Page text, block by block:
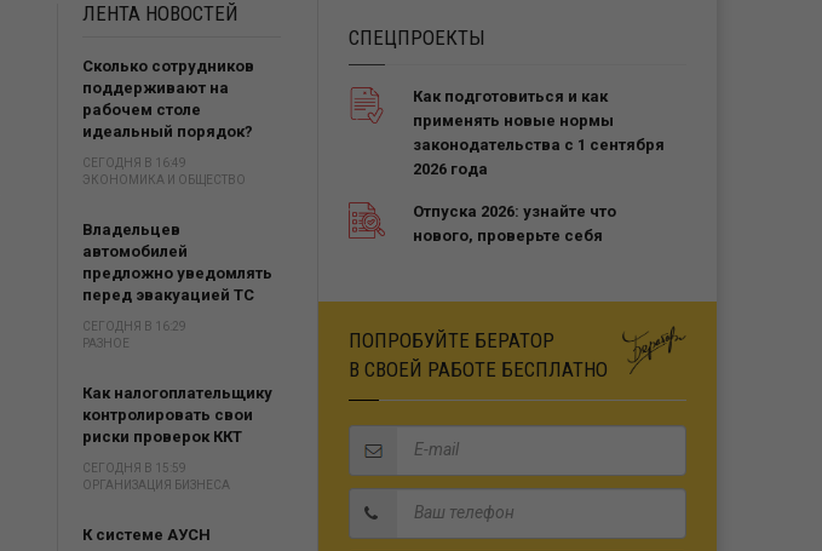
ЛЕНТА НОВОСТЕЙ
Сколько сотрудников
поддерживают на
рабочем столе
идеальный порядок?
СЕГОДНЯ В 16:49
ЭКОНОМИКА И ОБЩЕСТВО
Владельцев
автомобилей
предложно уведомлять
перед эвакуацией ТС
СЕГОДНЯ В 16:29
РАЗНОЕ
Как налогоплательщику
контролировать свои
риски проверок ККТ
СЕГОДНЯ В 15:59
ОРГАНИЗАЦИЯ БИЗНЕСА
К системе АУСН
СПЕЦПРОЕКТЫ
Как подготовиться и как
применять новые нормы
законодательства с 1 сентября
2026 года
Отпуска 2026: узнайте что
нового, проверьте себя
ПОПРОБУЙТЕ БЕРАТОР
В СВОЕЙ РАБОТЕ БЕСПЛАТНО